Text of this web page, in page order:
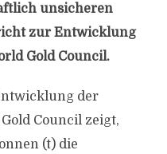
unsicheren
zur Entwicklung
Gold Council.
der
Council zeigt,
(t) die